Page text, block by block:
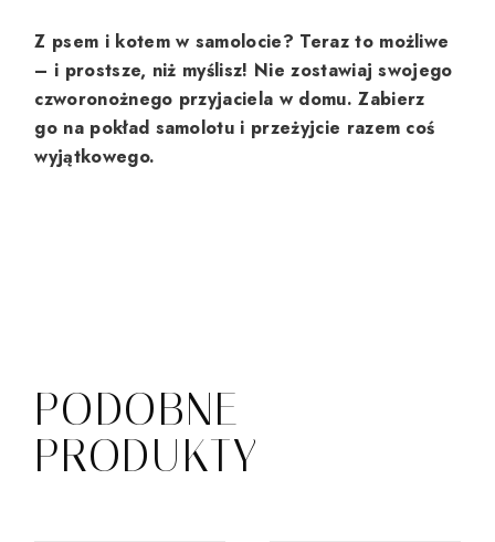
Z psem i kotem w samolocie? Teraz to możliwe
– i prostsze, niż myślisz! Nie zostawiaj swojego
czworonożnego przyjaciela w domu. Zabierz
go na pokład samolotu i przeżyjcie razem coś
wyjątkowego.
PODOBNE
PRODUKTY